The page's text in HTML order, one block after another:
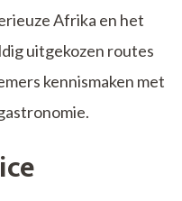
Afrika en het
uitgekozen routes
kennismaken met